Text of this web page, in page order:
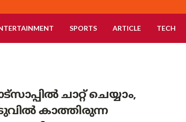
SPORTS ARTICLE TECH
ചാറ്റ് ചെയ്യാം,
കാത്തിരുന്ന